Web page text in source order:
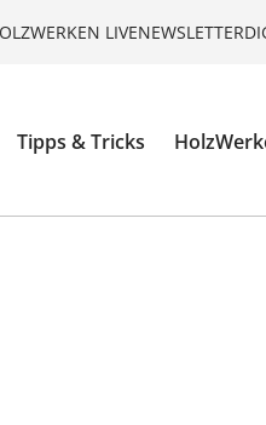
LIVENEWSLETTER
Tipps & Tricks